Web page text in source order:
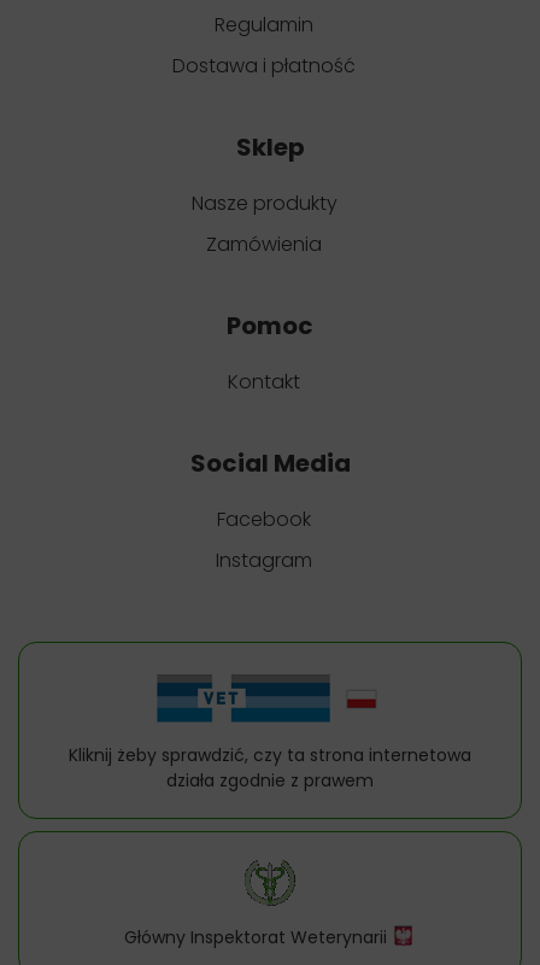
Regulamin
Dostawa i płatność
Sklep
Nasze produkty
Zamówienia
Pomoc
Kontakt
Social Media
Facebook
Instagram
Kliknij żeby sprawdzić, czy ta strona internetowa
działa zgodnie z prawem
Główny Inspektorat Weterynarii